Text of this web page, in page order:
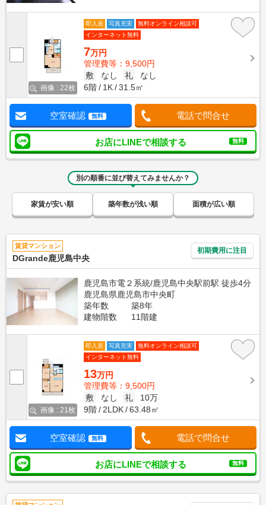
画像 : 22枚
即入居 写真充実
無料オンライン相談可
インターネット無料
7万円
管理費等：9,500円
敷
なし 礼
なし
6階
1K 31.5㎡
空室確認 無料 電話で問合せ
お店にLINEで相談する 無料
別の順番に並び替えてみませんか？
家賃が安い順 築年数が浅い順 面積が広い順
賃貸マンション
DGrande鹿児島中央
初期費用に注目
鹿児島市電２系統/鹿児島中央駅前駅 徒歩4分
鹿児島県鹿児島市中央町
築年数
築8年
建物階数
11階建
画像 : 21枚
即入居 写真充実
無料オンライン相談可
インターネット無料
13万円
管理費等：9,500円
敷
なし 礼
10万
9階
2LDK 63.48㎡
空室確認 無料 電話で問合せ
お店にLINEで相談する 無料